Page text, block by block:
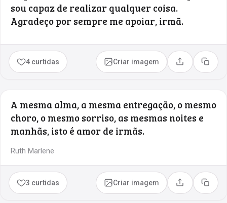
sou capaz de realizar qualquer coisa.
Agradeço por sempre me apoiar, irmã.
4 curtidas Criar imagem Compartilhar
Copiar
A mesma alma, a mesma entregação, o mesmo
choro, o mesmo sorriso, as mesmas noites e
manhãs, isto é amor de irmãs.
Ruth Marlene
3 curtidas Criar imagem Compartilhar
Copiar